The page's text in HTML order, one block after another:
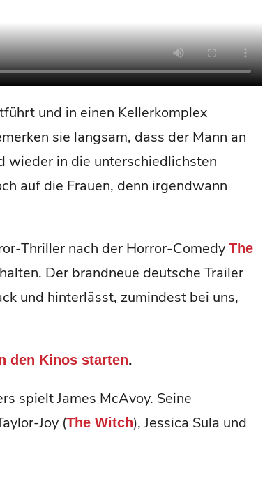
und in einen Kellerkomplex
sie langsam, dass der Mann an
wieder in die unterschiedlichsten
auf die Frauen, denn irgendwann
Thriller nach der Horror-Comedy The
Der brandneue deutsche Trailer
und hinterlässt, zumindest bei uns,
den Kinos starten.
spielt James McAvoy. Seine
Joy (The Witch), Jessica Sula und